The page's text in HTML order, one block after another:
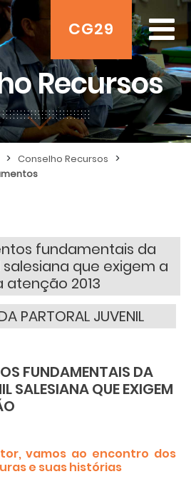
CG29
Recursos
> Conselho Recursos >
fundamentais da
que exigem a
atenção 2013
PARTORAL JUVENIL
FUNDAMENTAIS DA
SALESIANAQUE EXIGEM
vamos ao encontro dos
e suas histórias